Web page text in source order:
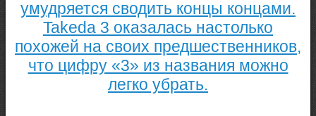
умудряется сводить концы концами.
Takeda 3 оказалась настолько
похожей на своих предшественников,
что цифру «3» из названия можно
легко убрать.